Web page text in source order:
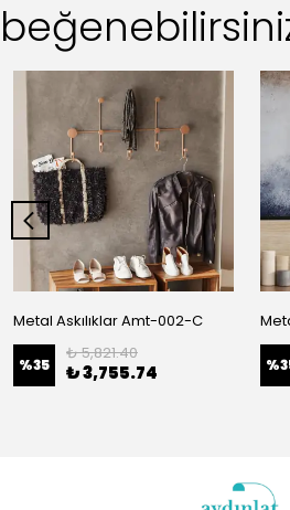
Metal Askılıklar Amt-002-C
%35
₺ 5,821.40
₺ 3,755.74 %